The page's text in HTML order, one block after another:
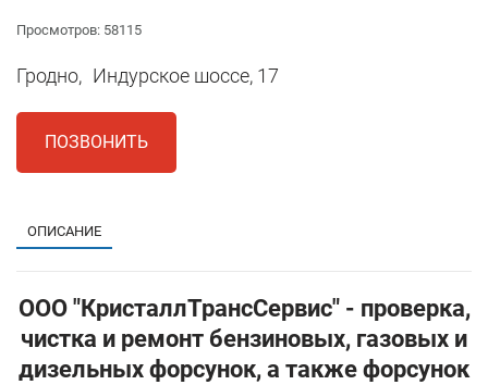
Просмотров: 58115
Гродно, Индурское шоссе, 17
ПОЗВОНИТЬ
ОПИСАНИЕ
ООО "КристаллТрансСервис" - проверка,
чистка и ремонт бензиновых, газовых и
дизельных форсунок, а также форсунок